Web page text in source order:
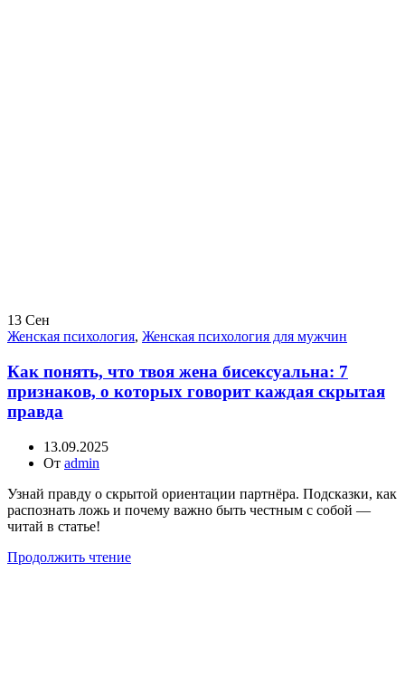
13 Сен
Женская психология, Женская психология для мужчин
Как понять, что твоя жена бисексуальна: 7
признаков, о которых говорит каждая скрытая
правда
13.09.2025
От admin
Узнай правду о скрытой ориентации партнёра. Подсказки, как
распознать ложь и почему важно быть честным с собой —
читай в статье!
Продолжить чтение